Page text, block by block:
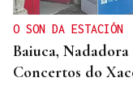
O SON DA ESTACIÓN
Baiuca,
Concertos do